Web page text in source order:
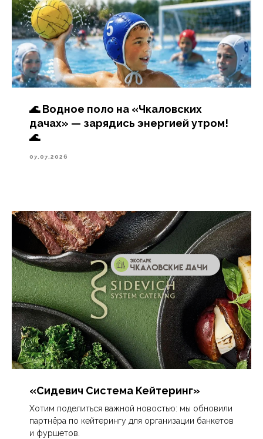
🌊 Водное поло на «Чкаловских
дачах» — зарядись энергией утром!
🌊
07.07.2026
«Сидевич Система Кейтеринг»
Хотим поделиться важной новостью: мы обновили
партнёра по кейтерингу для организации банкетов
и фуршетов.